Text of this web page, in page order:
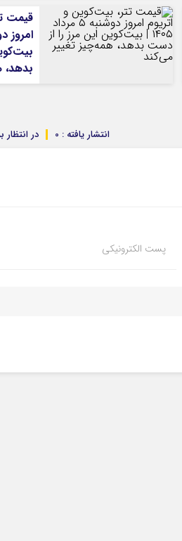
قیمت
بدهد،
در انتظار انتشار یافته : 0
پست الکترونیکی